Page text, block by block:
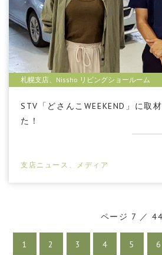
札幌支店、Nissho リビングショールーム
STV「どさんこWEEKEND」に取
た！
支店ニュース、メディア
ページ 7 ／ 44
1 2 3 4 5 6